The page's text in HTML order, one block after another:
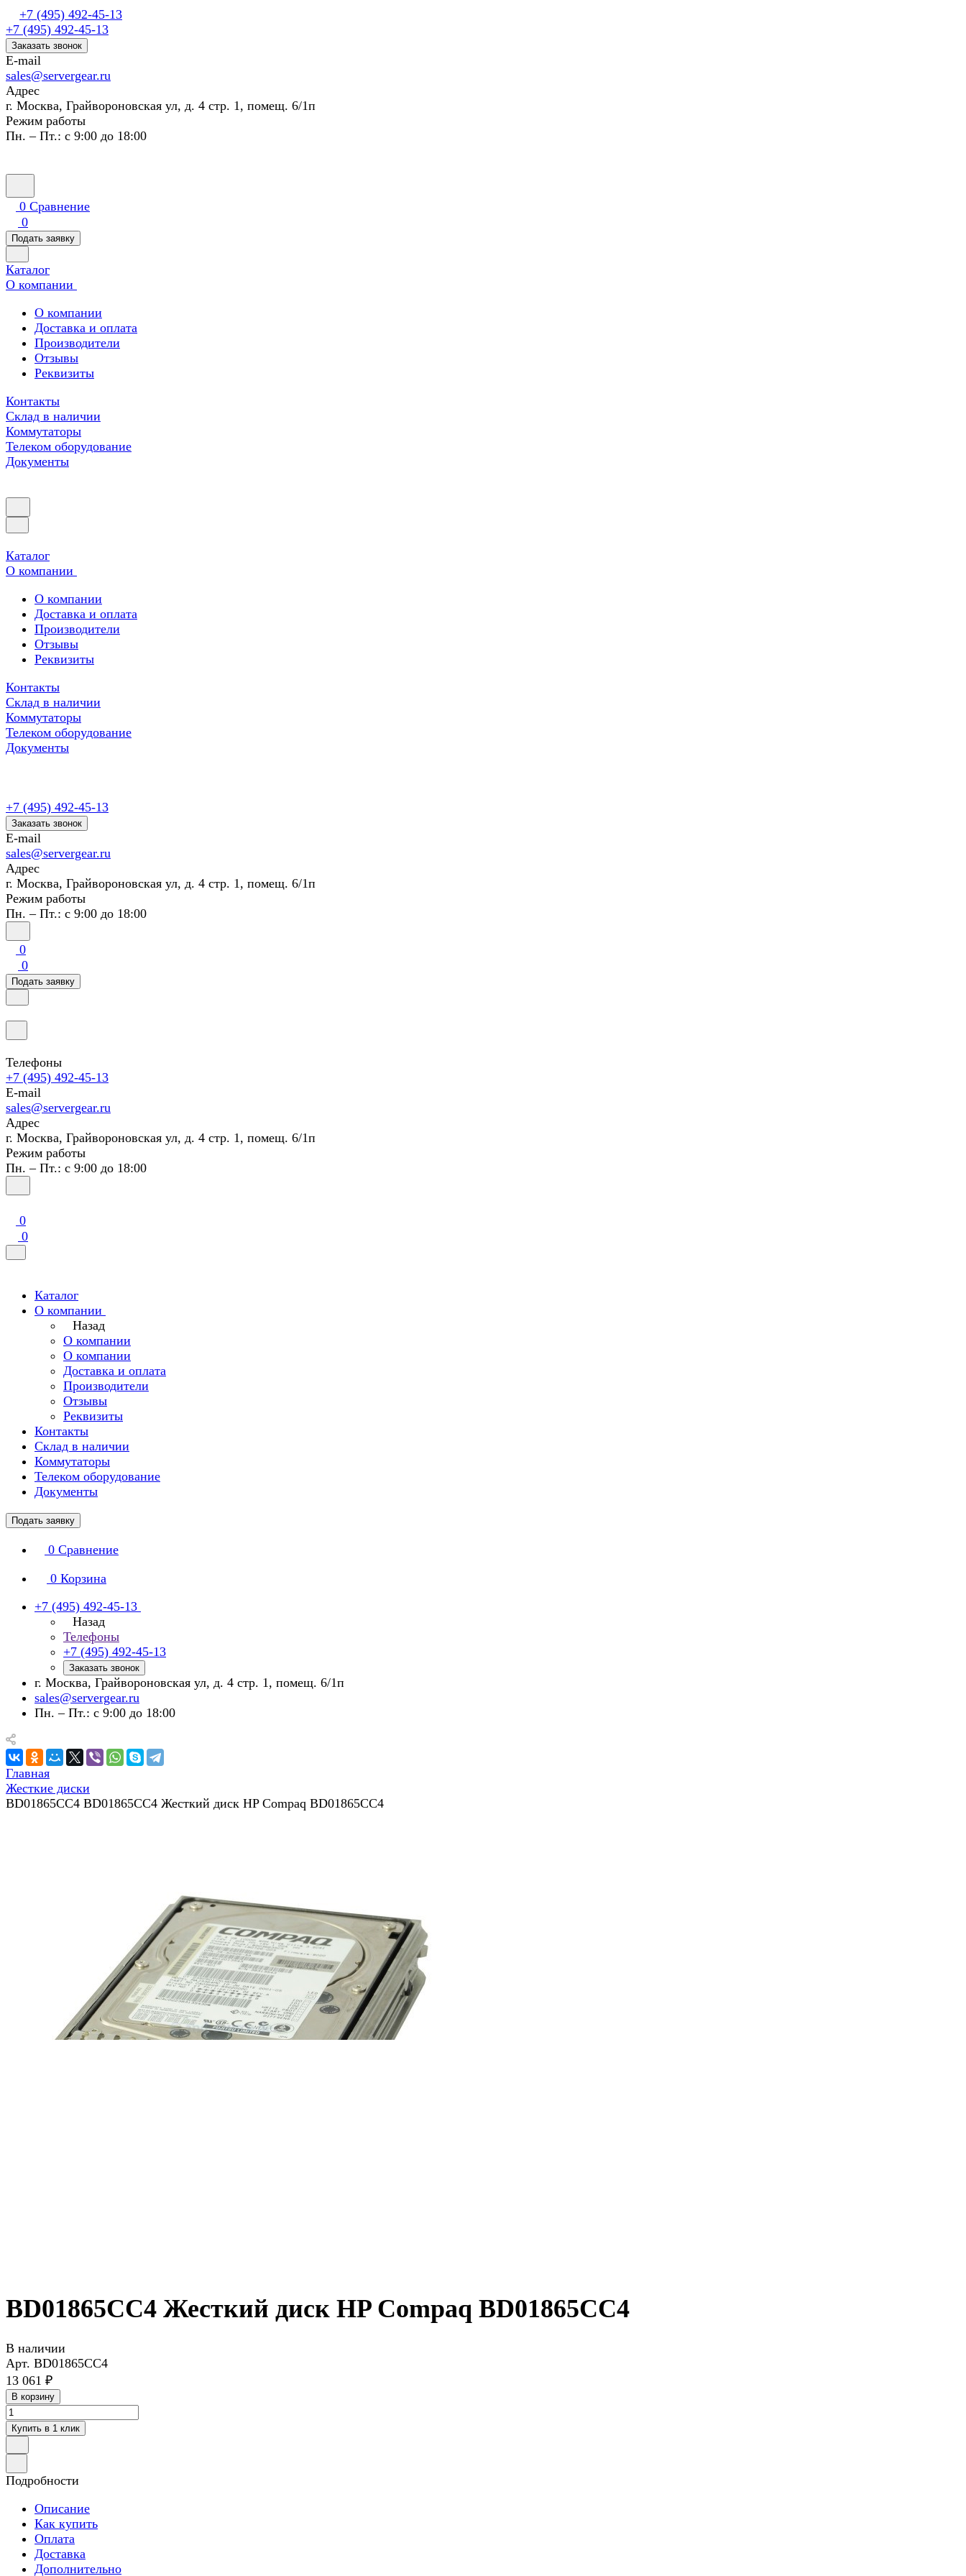
+7 (495) 492-45-13
+7 (495) 492-45-13
Заказать звонок
E-mail
sales@servergear.ru
Адрес
г. Москва, Грайвороновская ул, д. 4 стр. 1, помещ. 6/1п
Режим работы
Пн. – Пт.: с 9:00 до 18:00
0 Сравнение
0
Подать заявку
Каталог
О компании
О компании
Доставка и оплата
Производители
Отзывы
Реквизиты
Контакты
Склад в наличии
Коммутаторы
Телеком оборудование
Документы
Каталог
О компании
О компании
Доставка и оплата
Производители
Отзывы
Реквизиты
Контакты
Склад в наличии
Коммутаторы
Телеком оборудование
Документы
+7 (495) 492-45-13
Заказать звонок
E-mail
sales@servergear.ru
Адрес
г. Москва, Грайвороновская ул, д. 4 стр. 1, помещ. 6/1п
Режим работы
Пн. – Пт.: с 9:00 до 18:00
0
0
Подать заявку
Телефоны
+7 (495) 492-45-13
E-mail
sales@servergear.ru
Адрес
г. Москва, Грайвороновская ул, д. 4 стр. 1, помещ. 6/1п
Режим работы
Пн. – Пт.: с 9:00 до 18:00
0
0
Каталог
О компании
Назад
О компании
О компании
Доставка и оплата
Производители
Отзывы
Реквизиты
Контакты
Склад в наличии
Коммутаторы
Телеком оборудование
Документы
Подать заявку
0 Сравнение
0 Корзина
+7 (495) 492-45-13
Назад
Телефоны
+7 (495) 492-45-13
Заказать звонок
г. Москва, Грайвороновская ул, д. 4 стр. 1, помещ. 6/1п
sales@servergear.ru
Пн. – Пт.: с 9:00 до 18:00
Главная
Жесткие диски
BD01865CC4 BD01865CC4 Жесткий диск HP Compaq BD01865CC4
BD01865CC4 Жесткий диск HP Compaq BD01865CC4
В наличии
Арт. BD01865CC4
13 061 ₽
В корзину
Купить в 1 клик
Подробности
Описание
Как купить
Оплата
Доставка
Дополнительно